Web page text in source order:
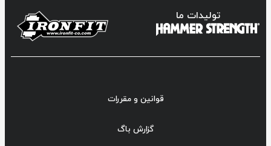
تولیدات ما
قوانین و مقررات
گزارش باگ